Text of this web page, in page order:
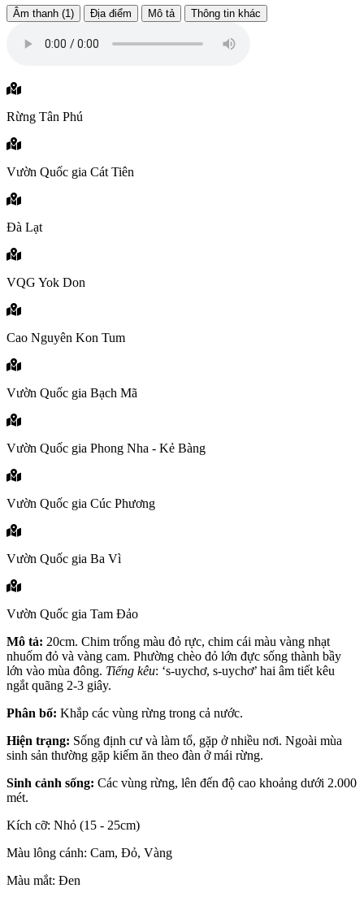
Âm thanh (1) Địa điểm Mô tả Thông tin khác
Rừng Tân Phú
Vườn Quốc gia Cát Tiên
Đà Lạt
VQG Yok Don
Cao Nguyên Kon Tum
Vườn Quốc gia Bạch Mã
Vườn Quốc gia Phong Nha - Kẻ Bàng
Vườn Quốc gia Cúc Phương
Vườn Quốc gia Ba Vì
Vườn Quốc gia Tam Đảo
Mô tả: 20cm. Chim trống màu đỏ rực, chim cái màu vàng nhạt
nhuốm đỏ và vàng cam. Phường chèo đỏ lớn đực sống thành bầy
lớn vào mùa đông. Tiếng kêu: ‘s-uychơ, s-uychơ’ hai âm tiết kêu
ngắt quãng 2-3 giây.
Phân bố: Khắp các vùng rừng trong cả nước.
Hiện trạng: Sống định cư và làm tổ, gặp ở nhiều nơi. Ngoài mùa
sinh sản thường gặp kiếm ăn theo đàn ở mái rừng.
Sinh cảnh sống: Các vùng rừng, lên đến độ cao khoảng dưới 2.000
mét.
Kích cỡ: Nhỏ (15 - 25cm)
Màu lông cánh: Cam, Đỏ, Vàng
Màu mắt: Đen